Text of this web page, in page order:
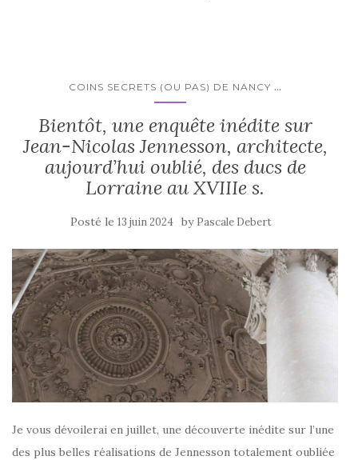
COINS SECRETS (OU PAS) DE NANCY ...
Bientôt, une enquête inédite sur
Jean-Nicolas Jennesson, architecte,
aujourd’hui oublié, des ducs de
Lorraine au XVIIIe s.
Posté le 13 juin 2024 by Pascale Debert
Je vous dévoilerai en juillet, une découverte inédite sur l’une
des plus belles réalisations de Jennesson totalement oubliée